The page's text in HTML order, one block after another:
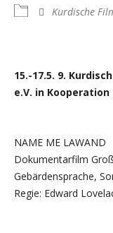
Kurdische
15.-17.5. 9.
e.V. in
NAME ME LAWAND
Dokumentarfilm
Gebärdensprache,
Regie: Edward